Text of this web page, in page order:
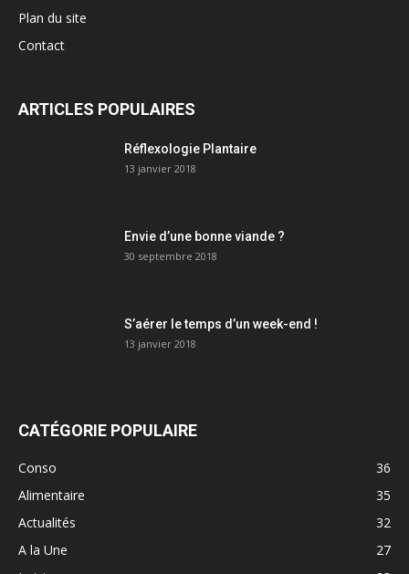
Plan du site
Contact
ARTICLES POPULAIRES
Réflexologie Plantaire
13 janvier 2018
Envie d’une bonne viande ?
30 septembre 2018
S’aérer le temps d’un week-end !
13 janvier 2018
CATÉGORIE POPULAIRE
Conso
36
Alimentaire
35
Actualités
32
A la Une
27